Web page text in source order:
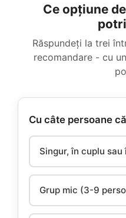
Ce opțiune
Răspundeți la trei
recomandare - cu
Cu câte persoane
Singur, în cuplu
Grup mic (3-9